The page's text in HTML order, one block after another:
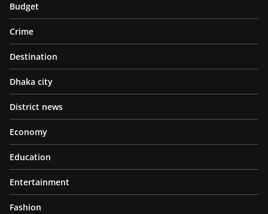
Budget
Crime
Destination
Dhaka city
District news
Economy
Education
Entertainment
Fashion